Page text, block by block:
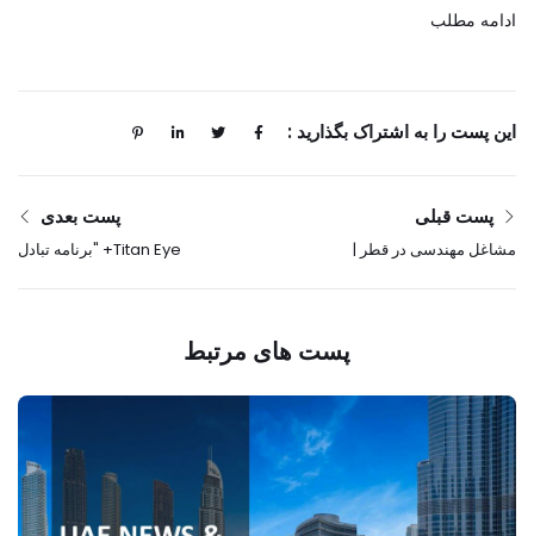
ادامه مطلب
این پست را به اشتراک بگذارید :
پست قبلی
مشاغل مهندسی در قطر |
پست بعدی
Titan Eye+ "برنامه تبادل
پست های مرتبط